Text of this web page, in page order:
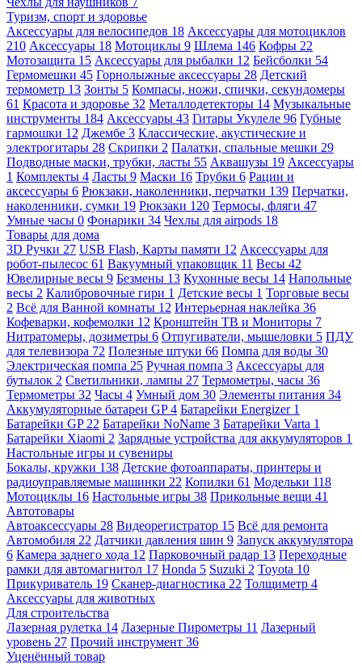
Туризм, спорт и здоровье
Аксессуары для велосипедов 18 Аксессуары для мотоциклов
210 Аксессуары 18 Мотоциклы 9 Шлема 146 Кофры 22
Мотозащита 15 Аксессуары для рыбалки 12 Бейсболки 54
Гермомешки 45 Горнолыжные аксессуары 28 Детский
термометр 13 Зонты 5 Компасы, ножи, спички, секундомеры
61 Красота и здоровье 32 Металлодетекторы 14 Музыкальные
инструменты 184 Аксессуары 43 Гитары Укулеле 96 Губные
гармошки 12 Джембе 3 Классические, акустические и
электрогитары 28 Скрипки 2 Палатки, спальные мешки 29
Подводные маски, трубки, ласты 55 Аквашузы 19 Аксессуары
1 Комплекты 4 Ласты 9 Маски 16 Трубки 6 Рации и
аксессуары 6 Рюкзаки, наколенники, перчатки 139 Перчатки,
наколенники, сумки 19 Рюкзаки 120 Термосы, фляги 47
Умные часы 0 Фонарики 34 Чехлы для airpods 18
Товары для дома
3D Ручки 27 USB Flash, Карты памяти 12 Аксессуары для
робот-пылесос 61 Вакуумный упаковщик 11 Весы 42
Ювелирные весы 9 Безмены 13 Кухонные весы 14 Напольные
весы 2 Калибровочные гири 1 Детские весы 1 Торговые весы
2 Всё для Ванной комнаты 12 Интерьерная наклейка 36
Кофеварки, кофемолки 12 Кронштейн ТВ и Мониторы 7
Нитратомеры, дозиметры 6 Отпугиватели, мышеловки 5 ПДУ
для телевизора 72 Полезные штуки 66 Помпа для воды 30
Электрическая помпа 25 Ручная помпа 3 Аксессуары для
бутылок 2 Светильники, лампы 27 Термометры, часы 36
Термометры 32 Часы 4 Умный дом 30 Элементы питания 34
Аккумуляторные батареи GP4 Батарейки Energizer 1
Батарейки GP 22 Батарейки NoName 3 Батарейки Varta 1
Батарейки Xiaomi 2 Зарядные устройства для аккумуляторов 1
Настольные игры и сувениры
Бокалы, кружки 138 Детские фотоаппараты, принтеры и
радиоуправляемые машинки 22 Копилки 61 Модельки 118
Мотоциклы 16 Настольные игры 38 Прикольные вещи 41
Автотовары
Автоаксессуары 28 Видеорегистратор 15 Всё для ремонта
Автомобиля 22 Датчики давления шин 9 Запуск аккумулятора
6 Камера заднего хода 12 Парковочный радар 13 Переходные
рамки для автомагнитол 17 Honda 5 Suzuki 2 Toyota 10
Прикуриватель 19 Сканер-диагностика 22 Толщиметр 4
Аксессуары для животных
Для строительства
Лазерная рулетка 14 Лазерные Пирометры 11 Лазерный
уровень 27 Прочий инструмент 36
Уценённый товар